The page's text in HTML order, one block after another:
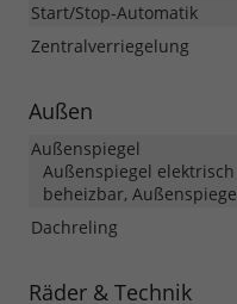
Start/Stop-Automatik
Zentralverriegelung
Außen
Außenspiegel
Außenspiegel
beheizbar,
Dachreling
Räder & Technik